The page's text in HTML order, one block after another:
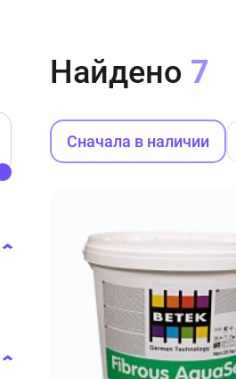
Сначала в наличии
Найдено 7